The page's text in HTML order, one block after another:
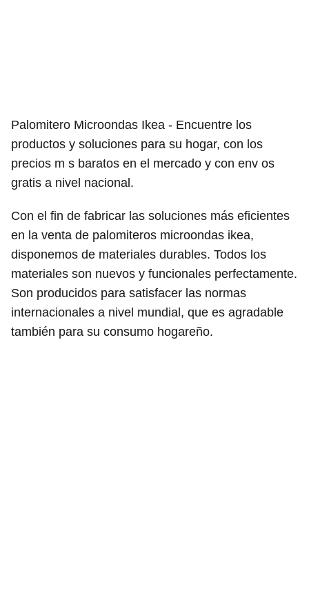
Palomitero Microondas Ikea - Encuentre los
productos y soluciones para su hogar, con los
precios m s baratos en el mercado y con env os
gratis a nivel nacional.
Con el fin de fabricar las soluciones más eficientes
en la venta de palomiteros microondas ikea,
disponemos de materiales durables. Todos los
materiales son nuevos y funcionales perfectamente.
Son producidos para satisfacer las normas
internacionales a nivel mundial, que es agradable
también para su consumo hogareño.